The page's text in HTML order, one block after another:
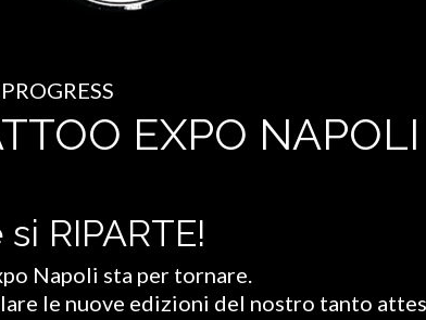
EXPO NAPOLI
RIPARTE!
Napoli sta per tornare.
le nuove edizioni del nostro tanto